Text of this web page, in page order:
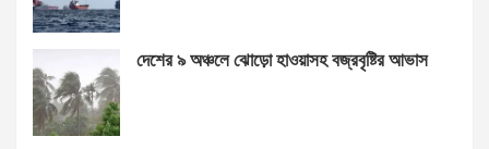
দেশের ৯ অঞ্চলে ঝোড়ো হাওয়াসহ বজ্রবৃষ্টির আভাস